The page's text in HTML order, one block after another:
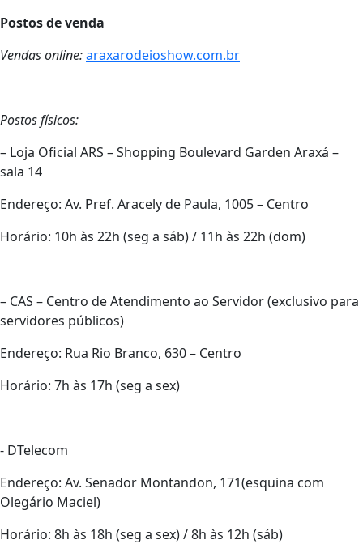
Postos de venda
Vendas online:araxarodeioshow.com.br
Postos físicos:
– Loja Oficial ARS – Shopping Boulevard Garden Araxá –
sala 14
Endereço: Av. Pref. Aracely de Paula, 1005 – Centro
Horário: 10h às 22h (seg a sáb) / 11h às 22h (dom)
– CAS – Centro de Atendimento ao Servidor (exclusivo para
servidores públicos)
Endereço: Rua Rio Branco, 630 – Centro
Horário: 7h às 17h (seg a sex)
- DTelecom
Endereço: Av. Senador Montandon, 171(esquina com
Olegário Maciel)
Horário: 8h às 18h (seg a sex) / 8h às 12h (sáb)